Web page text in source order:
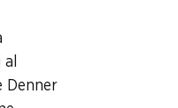
Denner